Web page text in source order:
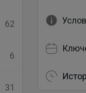
62
6
31